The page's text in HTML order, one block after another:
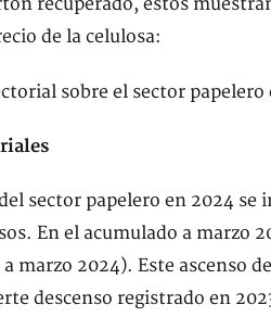
recuperado, éstos
de la celulosa:
sector papelero en 2024 se
En el acumulado a marzo
marzo 2024). Este ascenso
descenso registrado en